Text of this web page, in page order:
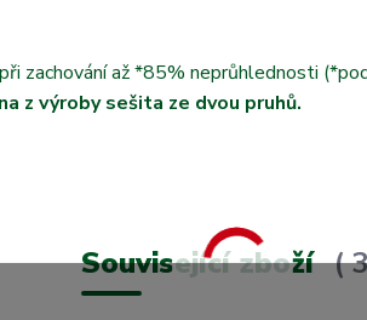
zachování až *85% neprůhlednosti
z výroby sešita ze dvou pruhů.
Související zboží 3